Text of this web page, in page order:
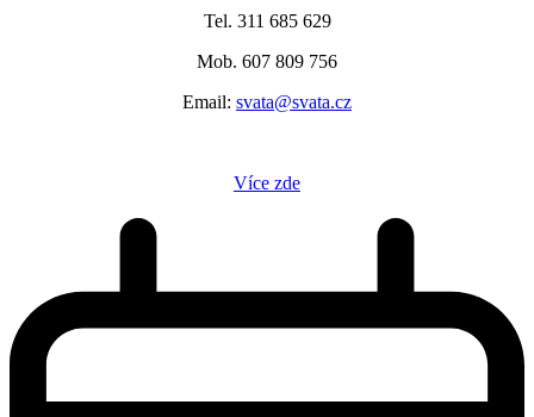
Tel. 311 685 629
Mob. 607 809 756
Email: svata@svata.cz
Více zde